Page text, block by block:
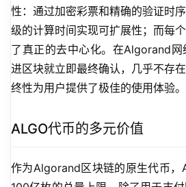
性：通过加密彩票和精确的验证时
级的计算时间实现可扩展性；而每
了真正的去中心化。在Algorand
进区块就立即最终确认，几乎不存
终性为用户提供了极佳的使用体验。
ALGO代币的多元价值
作为Algorand区块链的原生代币，